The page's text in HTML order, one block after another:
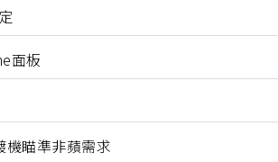
面板
瞄準非蘋需求